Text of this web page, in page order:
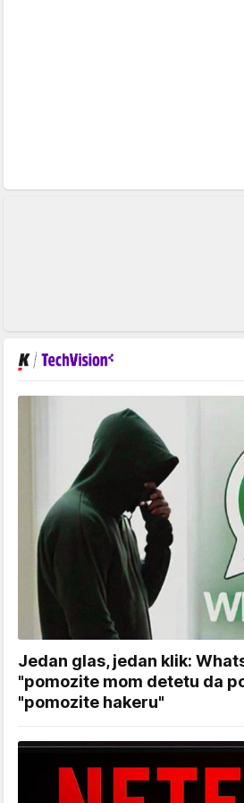
Jedan glas, jedan klik:
"pomozite mom detetu da
"pomozite hakeru"